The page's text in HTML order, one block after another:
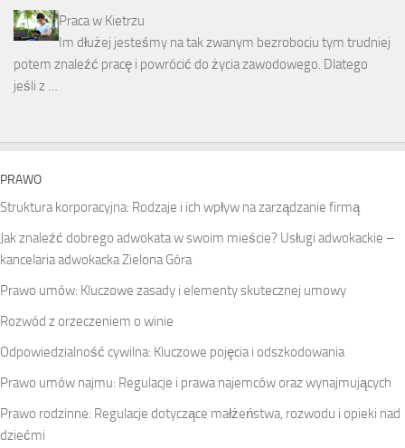
Praca w Kietrzu
Im dłużej jesteśmy na tak zwanym bezrobociu tym trudniej
potem znaleźć pracę i powrócić do życia zawodowego. Dlatego
jeśli z …
PRAWO
Struktura korporacyjna: Rodzaje i ich wpływ na zarządzanie firmą
Jak znaleźć dobrego adwokata w swoim mieście? Usługi adwokackie –
kancelaria adwokacka Zielona Góra
Prawo umów: Kluczowe zasady i elementy skutecznej umowy
Rozwód z orzeczeniem o winie
Odpowiedzialność cywilna: Kluczowe pojęcia i odszkodowania
Prawo umów najmu: Regulacje i prawa najemców oraz wynajmujących
Prawo rodzinne: Regulacje dotyczące małżeństwa, rozwodu i opieki nad
dziećmi